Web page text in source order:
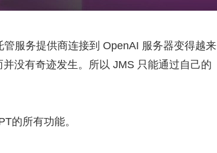
服务提供商连接到 OpenAI 服务器变得越来
没有奇迹发生。所以 JMS 只能通过自己的
的所有功能。